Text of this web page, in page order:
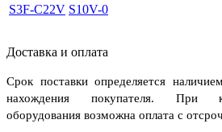
S3F-C22V S10V-0
Доставка и оплата
Срок поставки определяется
нахождения покупателя. При
оборудования возможна оплата с